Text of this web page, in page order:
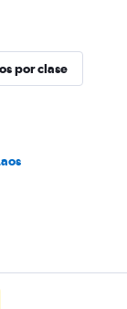
por clase